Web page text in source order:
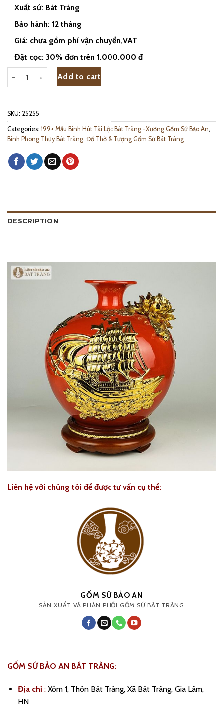
Xuất sứ: Bát Tràng
Bảo hành: 12 tháng
Giá: chưa gồm phí vận chuyển,VAT
Đặt cọc: 30% đơn trên 1.000.000 đ
Bình Hút Lộc Dát Vàng 24K Thuận Buồm Xuôi Gió Cao 30cm -
Add to cart
SKU: 25255
Categories: 199+ Mẫu Bình Hút Tài Lộc Bát Tràng -Xưởng Gốm Sứ Bảo An,
Bình Phong Thủy Bát Tràng, Đồ Thờ & Tượng Gốm Sứ Bát Tràng
DESCRIPTION
Liên hệ với chúng tôi để được tư vấn cụ thể:
GỐM SỨ BẢO AN
SẢN XUẤT VÀ PHÂN PHỐI GỐM SỨ BÁT TRÀNG
GỐM SỨ BẢO AN BÁT TRÀNG:
Địa chỉ :Xóm 1, Thôn Bát Tràng, Xã Bát Tràng, Gia Lâm,
HN